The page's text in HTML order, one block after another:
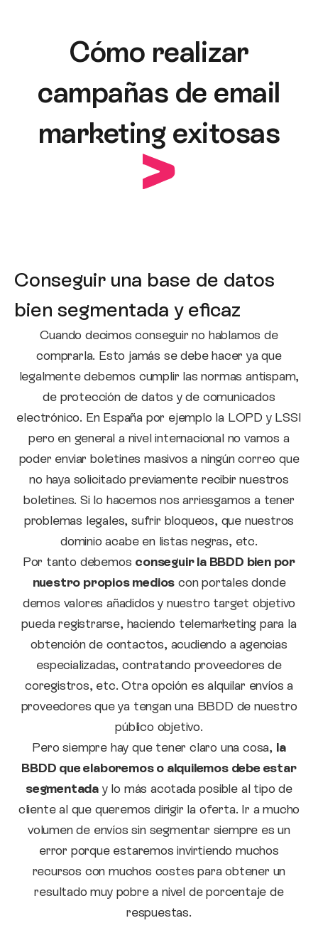
Cómo realizar
campañas de email
marketing exitosas
Conseguir una base de datos
bien segmentada y eficaz
Cuando decimos conseguir no hablamos de
comprarla. Esto jamás se debe hacer ya que
legalmente debemos cumplir las normas antispam,
de protección de datos y de comunicados
electrónico. En España por ejemplo la LOPD y LSSI
pero en general a nivel internacional no vamos a
poder enviar boletines masivos a ningún correo que
no haya solicitado previamente recibir nuestros
boletines. Si lo hacemos nos arriesgamos a tener
problemas legales, sufrir bloqueos, que nuestros
dominio acabe en listas negras, etc.
Por tanto debemos conseguir la BBDD bien por
nuestro propios medios con portales donde
demos valores añadidos y nuestro target objetivo
pueda registrarse, haciendo telemarketing para la
obtención de contactos, acudiendo a agencias
especializadas, contratando proveedores de
coregistros, etc. Otra opción es alquilar envíos a
proveedores que ya tengan una BBDD de nuestro
público objetivo.
Pero siempre hay que tener claro una cosa, la
BBDD que elaboremos o alquilemos debe estar
segmentada y lo más acotada posible al tipo de
cliente al que queremos dirigir la oferta. Ir a mucho
volumen de envíos sin segmentar siempre es un
error porque estaremos invirtiendo muchos
recursos con muchos costes para obtener un
resultado muy pobre a nivel de porcentaje de
respuestas.